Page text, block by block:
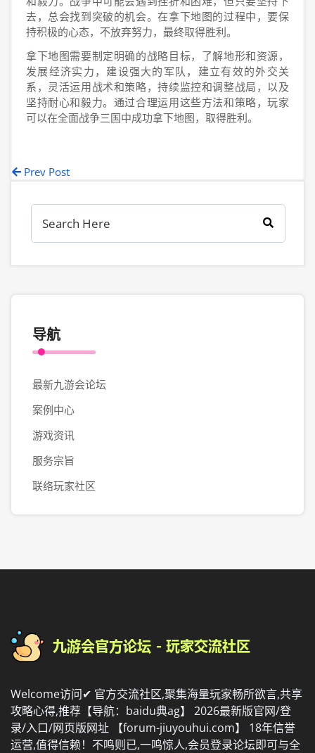
去，总会找到突破的机会。在拿下地图的过程中，要保
持积极的心态，不放弃努力，最终取得胜利。
拿下地图需要制定明确的战略目标，了解地形和资源，
发展经济实力，建设强大的军队，建立有效的外交关
系，灵活运用战术和策略，持续监控和调整战局，以及
坚持耐心和毅力。通过合理运用这些方法和策略，玩家
可以在全面战争三国中成功拿下地图，取得胜利。
Prev Post
导航
最新九游会论坛
案例中心
游戏资讯
服务宗旨
联络玩家社区
Welcome访问✔ 官方交流社区,聚集海量玩家畅所欲言,共享
攻略心得,推荐【导航：baidu典ag】 2026最新版官网/登
录/入口/网页版网址 【forum-jiuyouhui.com】 18年信誉
运营,值得信赖！不鸣则已,一鸣惊人,会员登录论坛即可与全